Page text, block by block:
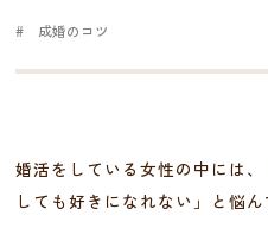
成婚のコツ
婚活をしている女性の中には
しても好きになれない」と悩